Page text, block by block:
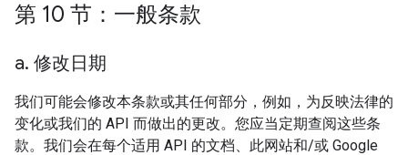
第 10 节：一般条款
a. 修改日期
我们可能会修改本条款或其任何部分，例如，为反映法律的
变化或我们的 API 而做出的更改。您应当定期查阅这些条
款。我们会在每个适用 API 的文档、此网站和/或 Google